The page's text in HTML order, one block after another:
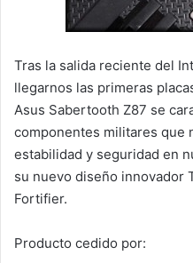
Tras la salida reciente del
llegarnos las primeras
Asus Sabertooth Z87 se
componentes militares que
estabilidad y seguridad en
su nuevo diseño innovador
Fortifier.
Producto cedido por: